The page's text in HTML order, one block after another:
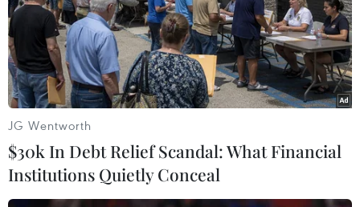
khoa Đức Tín.
JG Wentworth
$30k In Debt Relief Scandal: What Financial
Institutions Quietly Conceal